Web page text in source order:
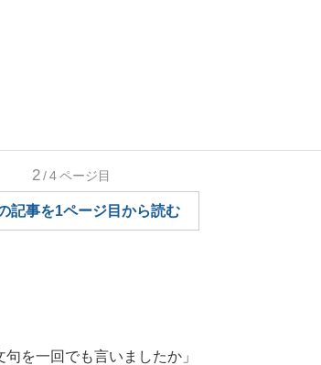
2/4ページ目
記事を1ページ目から読む
を一回でも言いましたか」